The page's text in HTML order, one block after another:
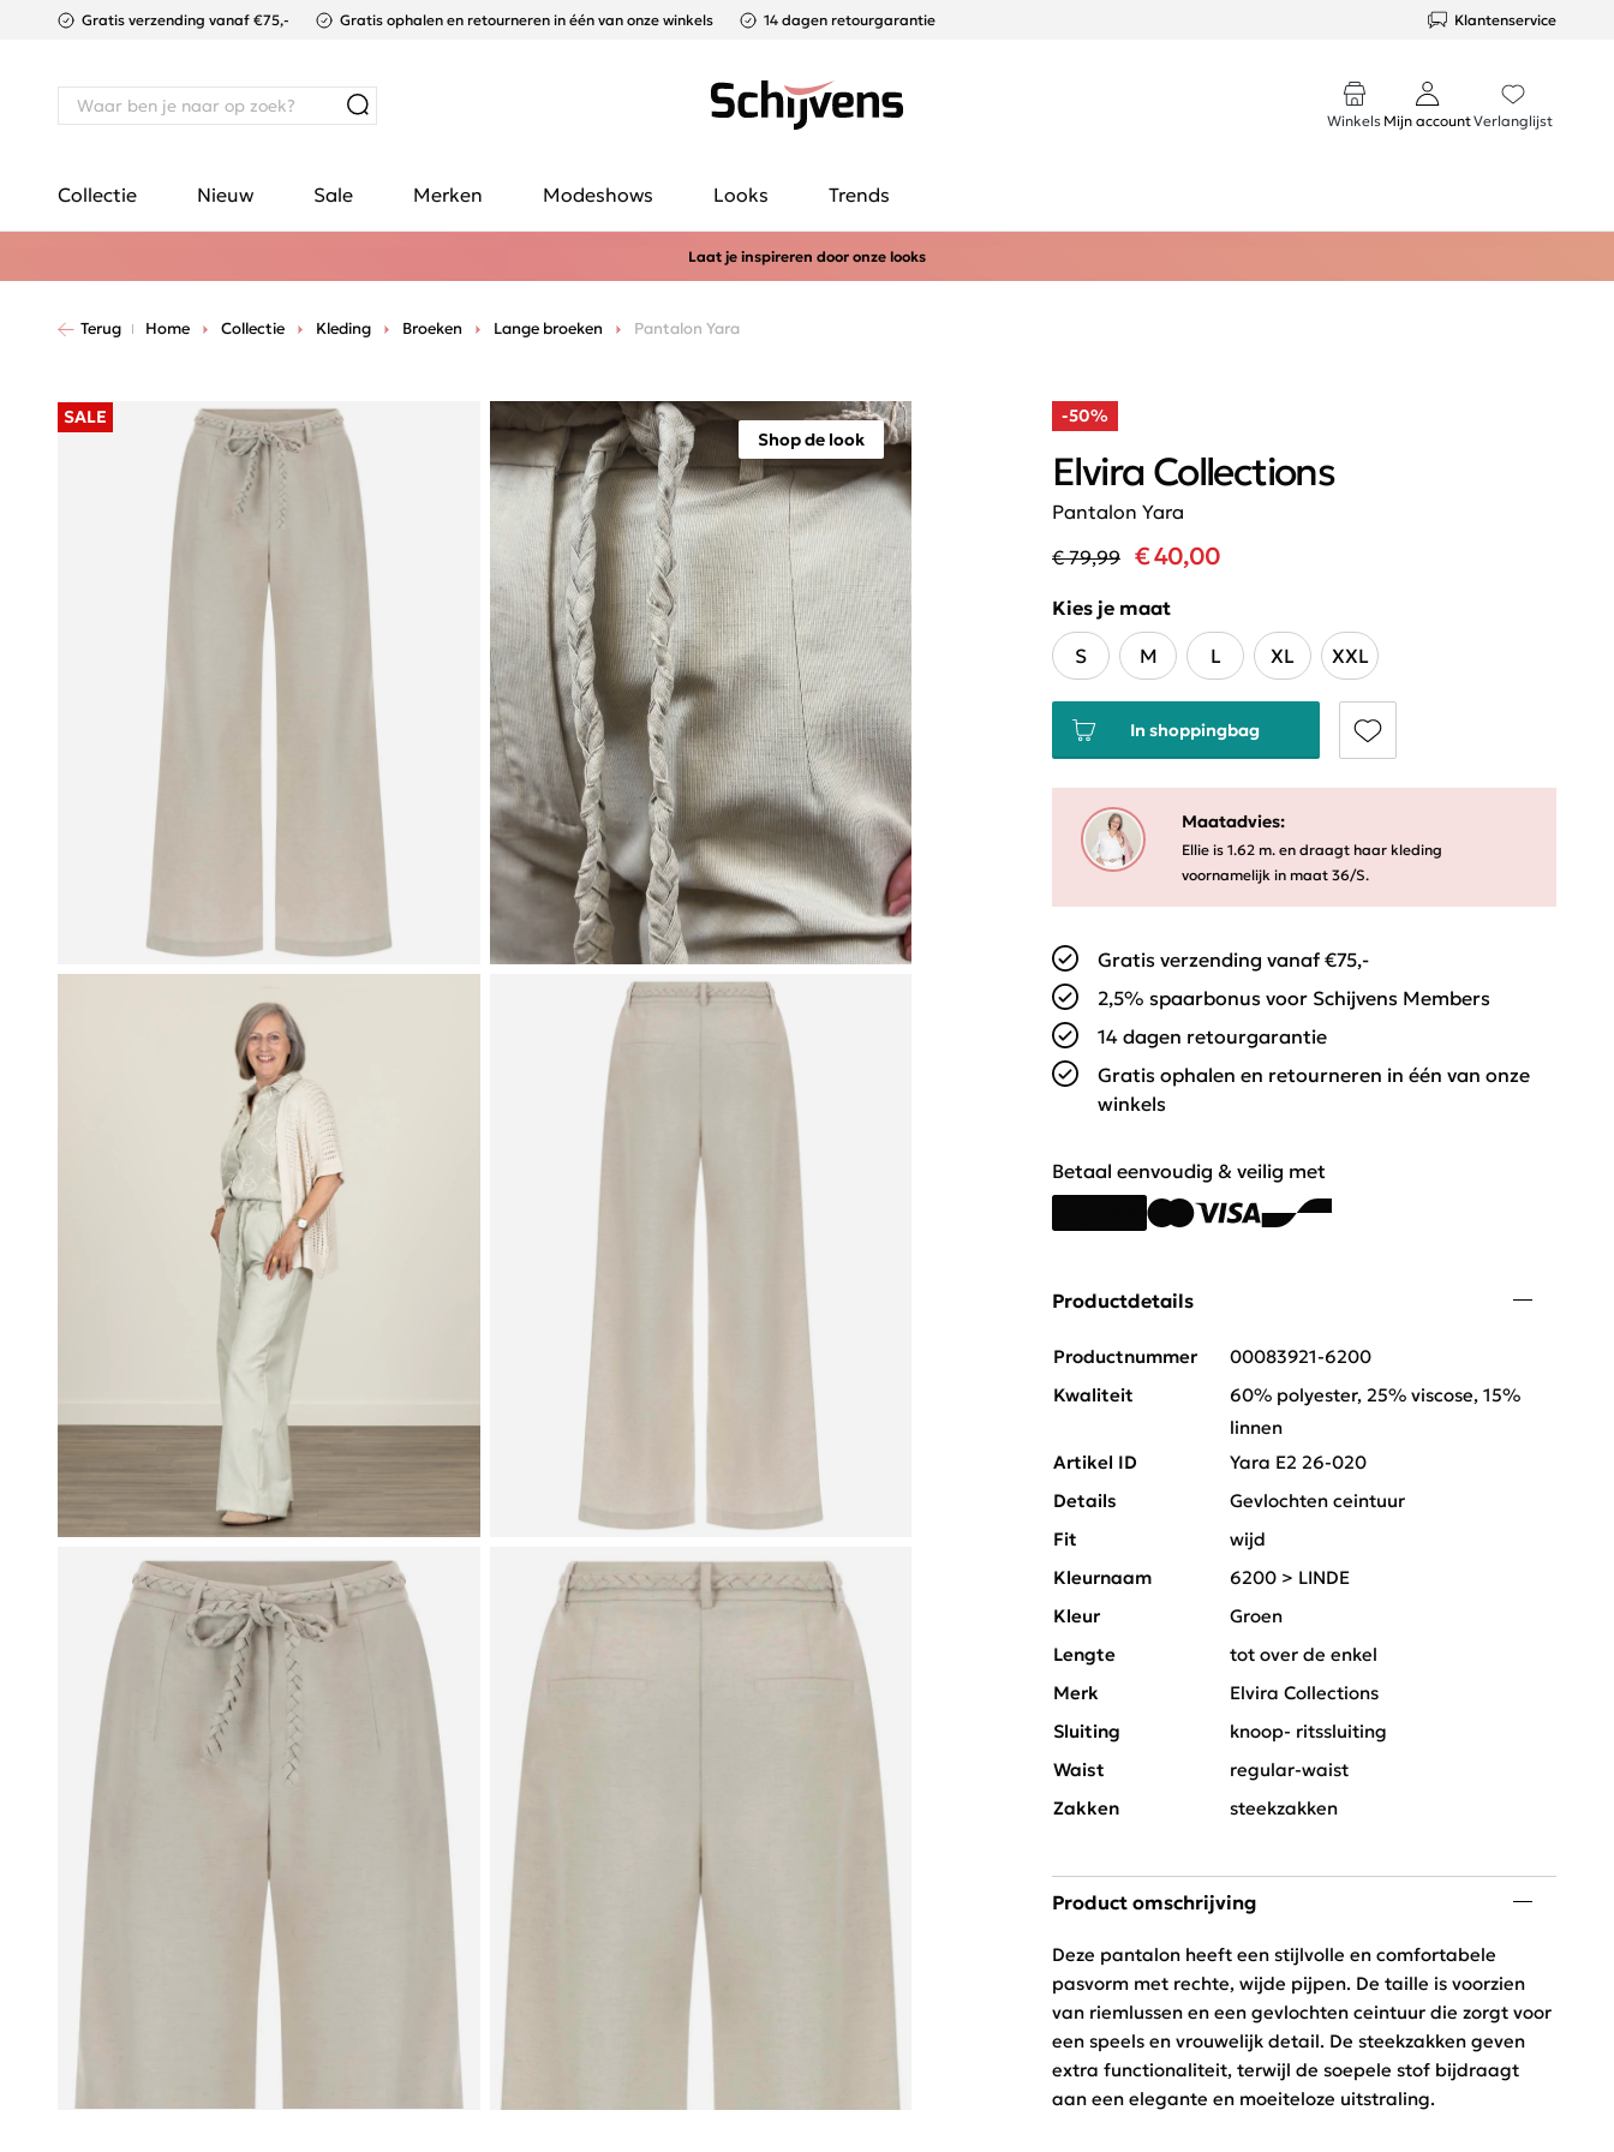
Gratis verzending vanaf €75,- Gratis ophalen en retourneren in één van onze winkels 14 dagen retourgarantie Klantenservice
Winkels Mijn accountVerlanglijst
Collectie Nieuw Sale Merken Modeshows Looks Trends
Laat je inspireren door onze looks
Terug Home Collectie Kleding Broeken Lange broeken Pantalon Yara
SALE
Shop de look
-50%
Pantalon Yara
Elvira Collections
€ 79,99 € 40,00
Kies je maat
S
M L XL XXL
In shoppingbag
Maatadvies:
Ellie is 1.62 m. en draagt haar kleding
voornamelijk in maat 36/S.
Gratis verzending vanaf €75,-
2,5% spaarbonus voor Schijvens Members
14 dagen retourgarantie
Gratis ophalen en retourneren in één van onze
winkels
Betaal eenvoudig & veilig met
Productdetails
Productnummer
00083921-6200
Kwaliteit
60% polyester, 25% viscose, 15%
linnen
Artikel ID
Yara E2 26-020
Details
Gevlochten ceintuur
Fit
wijd
Kleurnaam
6200 > LINDE
Kleur
Groen
Lengte
tot over de enkel
Merk
Elvira Collections
Sluiting
knoop- ritssluiting
Waist
regular-waist
Zakken
steekzakken
Product omschrijving
Deze pantalon heeft een stijlvolle en comfortabele
pasvorm met rechte, wijde pijpen. De taille is voorzien
van riemlussen en een gevlochten ceintuur die zorgt voor
een speels en vrouwelijk detail. De steekzakken geven
extra functionaliteit, terwijl de soepele stof bijdraagt
aan een elegante en moeiteloze uitstraling.